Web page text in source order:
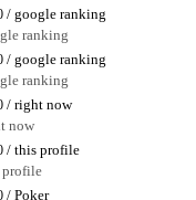
/ google ranking
ranking
/ google ranking
ranking
/ right now
now
/ this profile
profile
/ Poker